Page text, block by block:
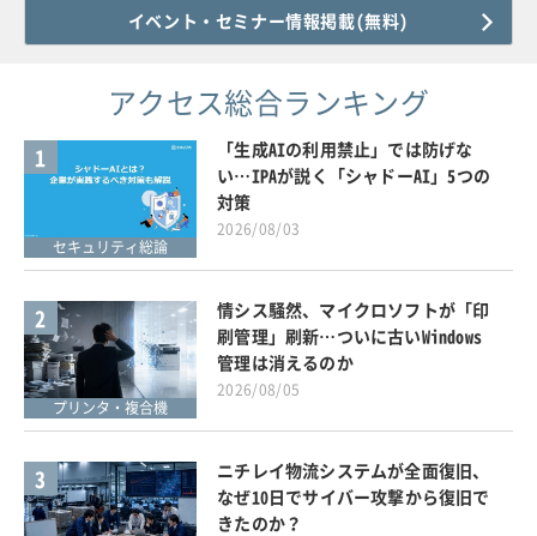
イベント・セミナー情報掲載(無料)
アクセス総合ランキング
1
セキュリティ総論
「生成AIの利用禁止」では防げな
い…IPAが説く「シャドーAI」5つの
対策
2026/08/03
2
プリンタ・複合機
情シス騒然、マイクロソフトが「印
刷管理」刷新…ついに古いWindows
管理は消えるのか
2026/08/05
3
ニチレイ物流システムが全面復旧、
なぜ10日でサイバー攻撃から復旧で
きたのか？